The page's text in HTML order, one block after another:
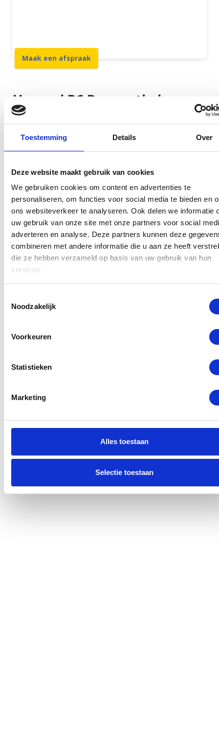
Toestemming Details Over
Deze website maakt gebruik van cookies
We gebruiken cookies om content en advertenties te
personaliseren, om functies voor social media te bieden en
ons websiteverkeer te analyseren. Ook delen we informatie
uw gebruik van onze site met onze partners voor social
adverteren en analyse. Deze partners kunnen deze
combineren met andere informatie die u aan ze heeft
die ze hebben verzameld op basis van uw gebruik van hun
services.
Noodzakelijk
Voorkeuren
Statistieken
Marketing
Alles toestaan
Selectie toestaan
Maak een afspraak
Huawei P6 Reparatie in
Rotterdam Centrum
U wilt uw toestel snel en goed gerepareerd terug en
Sterker nog, u kunt wachten terwijl wij uw Huawei
vakkundig repareren. Onze winkel biedt voldoende
ruimte om op uw toestel te wachten en om te
genieten van een lekkere kop koffie. Alle reparaties
aan uw toestel worden door gecertificeerde
monteurs uitgevoerd met alleen originele Huawei
onderdelen. Stel uw reparatie daarom niet uit en
voorkom ergere schade, kom vandaag nog langs bij
Lees meer